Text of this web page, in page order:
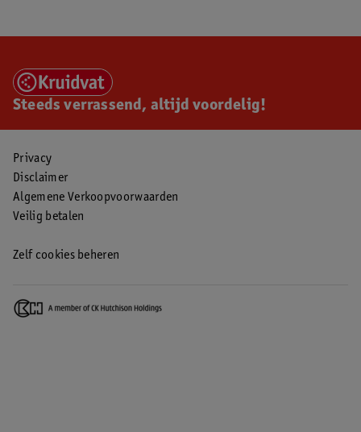
Steeds verrassend, altijd voordelig!
Privacy
Disclaimer
Algemene Verkoopvoorwaarden
Veilig betalen
Zelf cookies beheren